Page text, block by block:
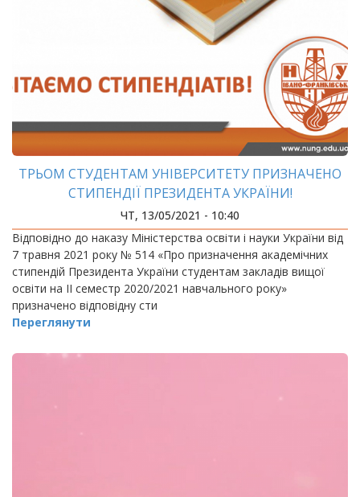
ТРЬОМ СТУДЕНТАМ УНІВЕРСИТЕТУ ПРИЗНАЧЕНО
СТИПЕНДІЇ ПРЕЗИДЕНТА УКРАЇНИ!
ЧТ, 13/05/2021 - 10:40
Відповідно до наказу Міністерства освіти і науки України від
7 травня 2021 року № 514 «Про призначення академічних
стипендій Президента України студентам закладів вищої
освіти на ІІ семестр 2020/2021 навчального року»
призначено відповідну сти
Переглянути